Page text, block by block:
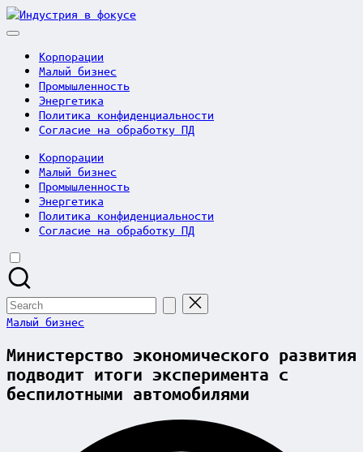
Skip
to
Индустрия
Корпорации
Малый бизнес
Промышленность
Энергетика
Политика конфиденциальности
Согласие на обработку ПД
Корпорации
Малый бизнес
Промышленность
Энергетика
Политика конфиденциальности
Согласие на обработку ПД
Search
for:
Posted
Малый бизнес
Министерство экономического развития
подводит итоги эксперимента с
беспилотными автомобилями